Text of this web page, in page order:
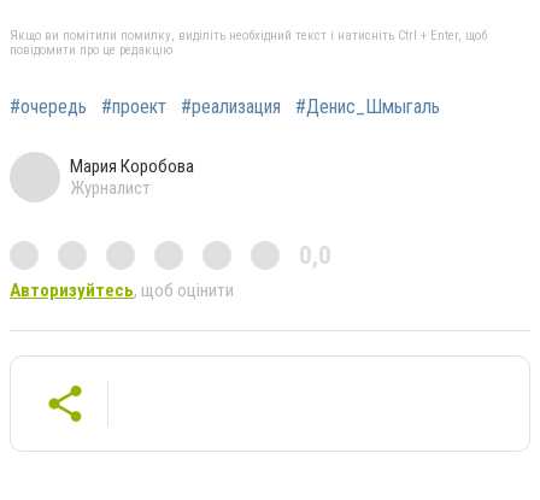
Якщо ви помітили помилку, виділіть необхідний текст і натисніть Ctrl + Enter, щоб
повідомити про це редакцію
#очередь #проект #реализация #Денис_Шмыгаль
Мария Коробова
Журналист
0,0
Авторизуйтесь, щоб оцінити